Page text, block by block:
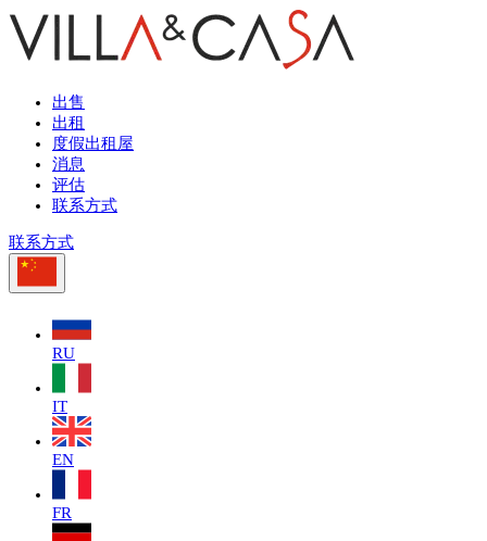
出售
出租
度假出租屋
消息
评估
联系方式
联系方式
RU
IT
EN
FR